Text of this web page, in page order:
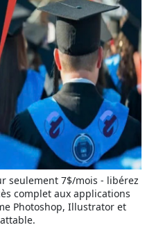
seulement 7$/mois - libérez
complet aux applications
Photoshop, Illustrator et